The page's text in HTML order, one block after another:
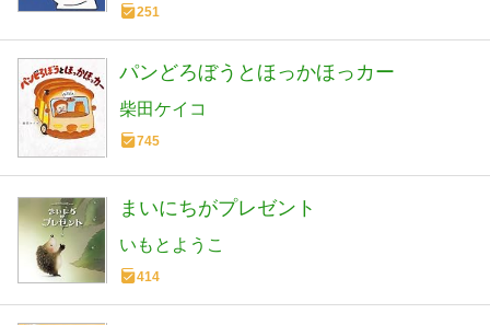
251
パンどろぼうとほっかほっカー
柴田ケイコ
745
まいにちがプレゼント
いもとようこ
414